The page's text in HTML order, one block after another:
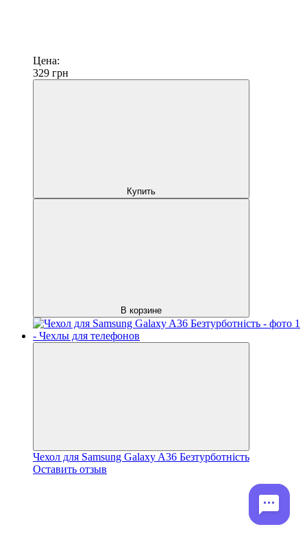
Цена:
329 грн
Купить
В корзине
Чехол для Samsung Galaxy A36 Безтурботність
Оставить отзыв